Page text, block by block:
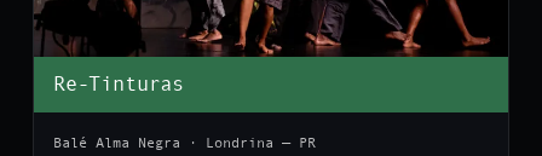
Re-Tinturas
Balé Alma Negra · Londrina — PR